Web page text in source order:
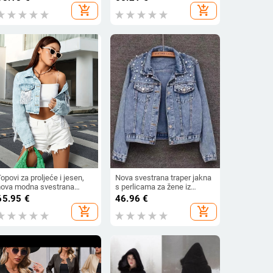
za mršavljenje srednje add_shopping_cart
podstavljena debela kragna
gornja odjeća jednodijelniadd_shopping_cart
za proljeće i jesen,
modna svestrana
jakna s resicama,
€
add_shopping_cart
Nova svestrana traper jakna
s perlicama za žene iz
jugoistočne Azije, uska
traper jakna velike veličine,
europska studentska jakna
46.96 €
add_shopping_cart